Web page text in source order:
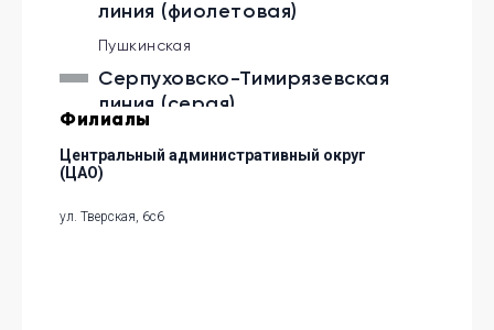
линия (фиолетовая)
Пушкинская
Серпуховско-Тимирязевская
линия (серая)
Филиалы
Центральный административный округ
(ЦАО)
ул. Тверская, 6с6